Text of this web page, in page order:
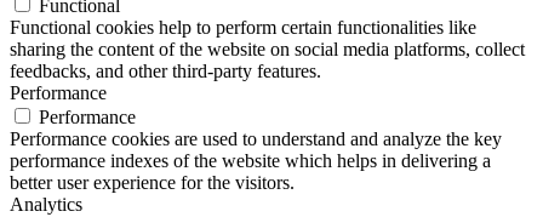
Functional
Functional cookies help to perform certain functionalities like
sharing the content of the website on social media platforms, collect
feedbacks, and other third-party features.
Performance
Performance
Performance cookies are used to understand and analyze the key
performance indexes of the website which helps in delivering a
better user experience for the visitors.
Analytics